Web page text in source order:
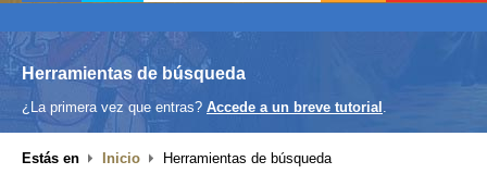
Herramientas de búsqueda
¿La primera vez que entras? Accede a un breve tutorial .
Estás en Inicio Herramientas de búsqueda